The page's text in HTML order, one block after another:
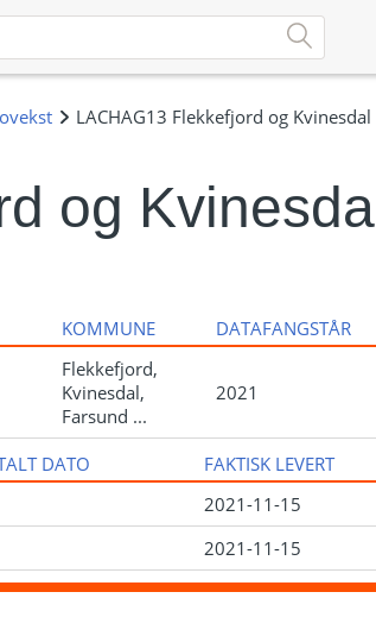
og Kvinesdal
KOMMUNE DATAFANGSTÅR
Flekkefjord,
Kvinesdal,
Farsund ...
2021
DATO FAKTISK LEVERT
2021-11-15
2021-11-15